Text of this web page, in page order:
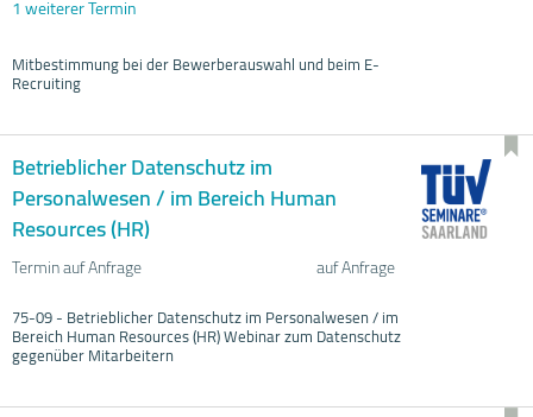
1 weiterer Termin
Mitbestimmung bei der Bewerberauswahl und beim E-
Recruiting
Betrieblicher Datenschutz im
Personalwesen / im Bereich Human
Resources (HR)
Termin auf Anfrage auf Anfrage
75-09 - Betrieblicher Datenschutz im Personalwesen / im
Bereich Human Resources (HR) Webinar zum Datenschutz
gegenüber Mitarbeitern